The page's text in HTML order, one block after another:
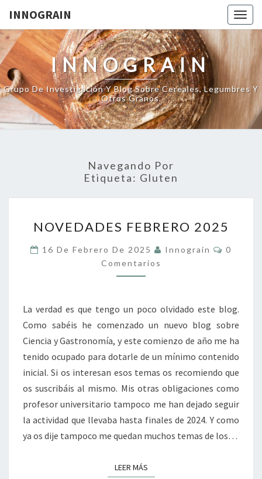
INNOGRAIN
INNOGRAIN
Grupo De Investigación Y Blog Sobre Cereales, Legumbres Y
Otros Granos.
Navegando Por
Etiqueta: Gluten
FEBRERO
2025
NOVEDADES FEBRERO 2025
16 De Febrero De 2025 Innograin
0
Comentarios
La verdad es que tengo un poco olvidado este blog.
Como sabéis he comenzado un nuevo blog sobre
Ciencia y Gastronomía, y este comienzo de año me ha
tenido ocupado para dotarle de un mínimo contenido
inicial. Si os interesan esos temas os recomiendo que
os suscribáis al mismo. Mis otras obligaciones como
profesor universitario tampoco me han dejado seguir
la actividad que llevaba hasta finales de 2024. Y como
ya os dije tampoco me quedan muchos temas de los…
LEER MÁSLEER MÁS